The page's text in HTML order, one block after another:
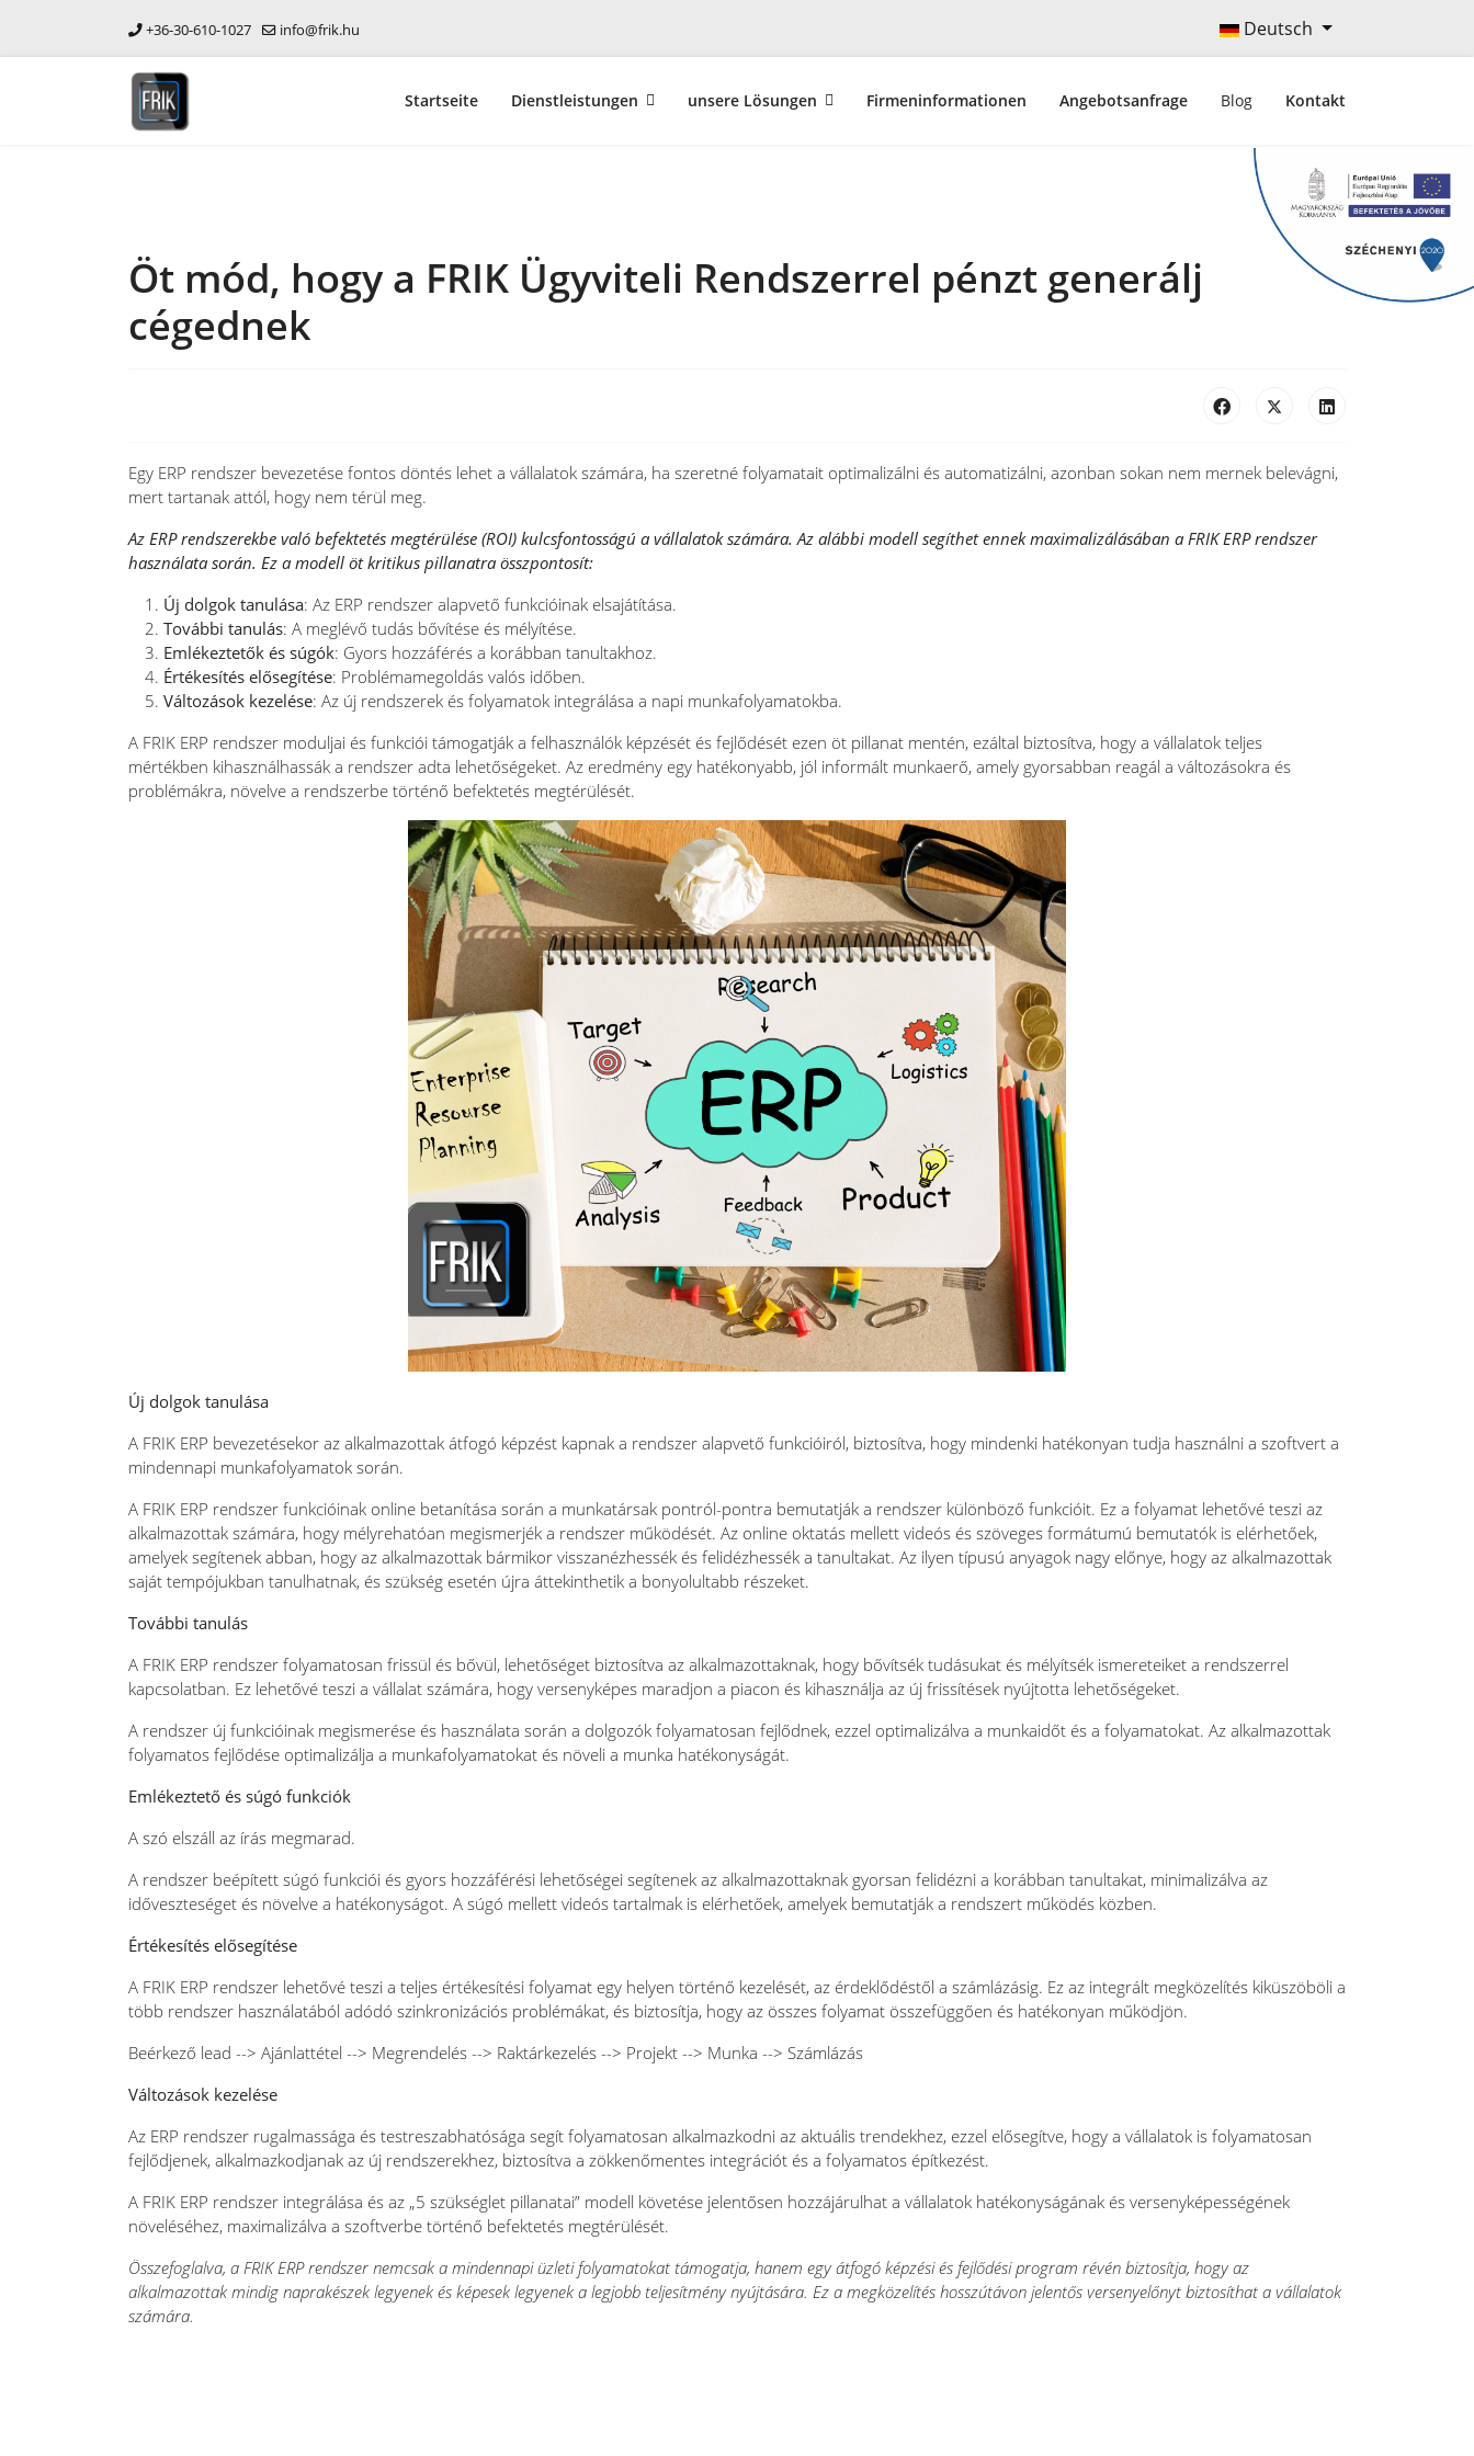
+36-30-610-1027 info@frik.hu Deutsch
Startseite Dienstleistungen unsere Lösungen Firmeninformationen Angebotsanfrage Blog Kontakt
Öt mód, hogy a FRIK Ügyviteli Rendszerrel pénzt generálj
cégednek
Egy ERP rendszer bevezetése fontos döntés lehet a vállalatok számára, ha szeretné folyamatait optimalizálni és automatizálni, azonban sokan nem mernek belevágni,
mert tartanak attól, hogy nem térül meg.
Az ERP rendszerekbe való befektetés megtérülése (ROI) kulcsfontosságú a vállalatok számára. Az alábbi modell segíthet ennek maximalizálásában a FRIK ERP rendszer
használata során. Ez a modell öt kritikus pillanatra összpontosít:
Új dolgok tanulása: Az ERP rendszer alapvető funkcióinak elsajátítása.
További tanulás: A meglévő tudás bővítése és mélyítése.
Emlékeztetők és súgók: Gyors hozzáférés a korábban tanultakhoz.
Értékesítés elősegítése: Problémamegoldás valós időben.
Változások kezelése: Az új rendszerek és folyamatok integrálása a napi munkafolyamatokba.
A FRIK ERP rendszer moduljai és funkciói támogatják a felhasználók képzését és fejlődését ezen öt pillanat mentén, ezáltal biztosítva, hogy a vállalatok teljes
mértékben kihasználhassák a rendszer adta lehetőségeket. Az eredmény egy hatékonyabb, jól informált munkaerő, amely gyorsabban reagál a változásokra és
problémákra, növelve a rendszerbe történő befektetés megtérülését.
Új dolgok tanulása
A FRIK ERP bevezetésekor az alkalmazottak átfogó képzést kapnak a rendszer alapvető funkcióiról, biztosítva, hogy mindenki hatékonyan tudja használni a szoftvert a
mindennapi munkafolyamatok során.
A FRIK ERP rendszer funkcióinak online betanítása során a munkatársak pontról-pontra bemutatják a rendszer különböző funkcióit. Ez a folyamat lehetővé teszi az
alkalmazottak számára, hogy mélyrehatóan megismerjék a rendszer működését. Az online oktatás mellett videós és szöveges formátumú bemutatók is elérhetőek,
amelyek segítenek abban, hogy az alkalmazottak bármikor visszanézhessék és felidézhessék a tanultakat. Az ilyen típusú anyagok nagy előnye, hogy az alkalmazottak
saját tempójukban tanulhatnak, és szükség esetén újra áttekinthetik a bonyolultabb részeket.
További tanulás
A FRIK ERP rendszer folyamatosan frissül és bővül, lehetőséget biztosítva az alkalmazottaknak, hogy bővítsék tudásukat és mélyítsék ismereteiket a rendszerrel
kapcsolatban. Ez lehetővé teszi a vállalat számára, hogy versenyképes maradjon a piacon és kihasználja az új frissítések nyújtotta lehetőségeket.
A rendszer új funkcióinak megismerése és használata során a dolgozók folyamatosan fejlődnek, ezzel optimalizálva a munkaidőt és a folyamatokat. Az alkalmazottak
folyamatos fejlődése optimalizálja a munkafolyamatokat és növeli a munka hatékonyságát.
Emlékeztető és súgó funkciók
A szó elszáll az írás megmarad.
A rendszer beépített súgó funkciói és gyors hozzáférési lehetőségei segítenek az alkalmazottaknak gyorsan felidézni a korábban tanultakat, minimalizálva az
időveszteséget és növelve a hatékonyságot. A súgó mellett videós tartalmak is elérhetőek, amelyek bemutatják a rendszert működés közben.
Értékesítés elősegítése
A FRIK ERP rendszer lehetővé teszi a teljes értékesítési folyamat egy helyen történő kezelését, az érdeklődéstől a számlázásig. Ez az integrált megközelítés kiküszöböli a
több rendszer használatából adódó szinkronizációs problémákat, és biztosítja, hogy az összes folyamat összefüggően és hatékonyan működjön.
Beérkező lead --> Ajánlattétel --> Megrendelés --> Raktárkezelés --> Projekt --> Munka --> Számlázás
Változások kezelése
Az ERP rendszer rugalmassága és testreszabhatósága segít folyamatosan alkalmazkodni az aktuális trendekhez, ezzel elősegítve, hogy a vállalatok is folyamatosan
fejlődjenek, alkalmazkodjanak az új rendszerekhez, biztosítva a zökkenőmentes integrációt és a folyamatos építkezést.
A FRIK ERP rendszer integrálása és az „5 szükséglet pillanatai” modell követése jelentősen hozzájárulhat a vállalatok hatékonyságának és versenyképességének
növeléséhez, maximalizálva a szoftverbe történő befektetés megtérülését.
Összefoglalva, a FRIK ERP rendszer nemcsak a mindennapi üzleti folyamatokat támogatja, hanem egy átfogó képzési és fejlődési program révén biztosítja, hogy az
alkalmazottak mindig naprakészek legyenek és képesek legyenek a legjobb teljesítmény nyújtására. Ez a megközelítés hosszútávon jelentős versenyelőnyt biztosíthat a vállalatok
számára.